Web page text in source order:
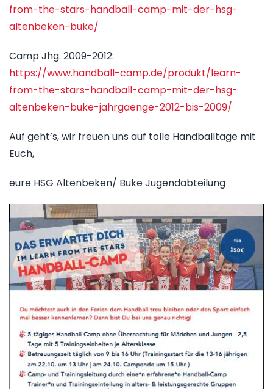
from-the-stars-handball-camp-mit-der-hsg-
altenbeken-buke/
Camp Jhg. 2009-2012:
https://www.handball-camp.de/produkt/learn-
from-the-stars-handball-camp-mit-der-hsg-
altenbeken-buke-jahrgaenge-2012-bis-2009/
Auf geht’s, wir freuen uns auf tolle Handballtage mit
Euch,
eure HSG Altenbeken/ Buke Jugendabteilung